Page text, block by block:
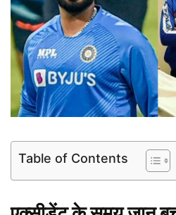
Table of Contents